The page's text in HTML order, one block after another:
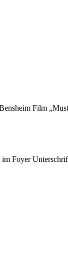
Film
Foyer